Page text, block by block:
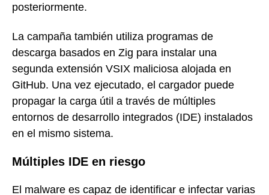
posteriormente.
La campaña también utiliza programas de
descarga basados en Zig para instalar una
segunda extensión VSIX maliciosa alojada en
GitHub. Una vez ejecutado, el cargador puede
propagar la carga útil a través de múltiples
entornos de desarrollo integrados (IDE) instalados
en el mismo sistema.
Múltiples IDE en riesgo
El malware es capaz de identificar e infectar varias